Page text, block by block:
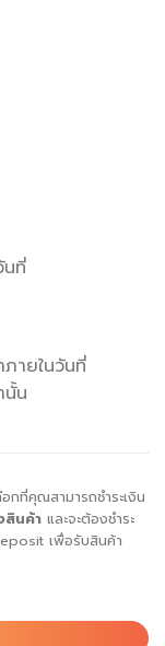
Max quantity
นที่
ายในวันที่
นั้น
ที่คุณสามารถชำระเงิน
สินค้า และจะต้องชำระ
เพื่อรับสินค้า